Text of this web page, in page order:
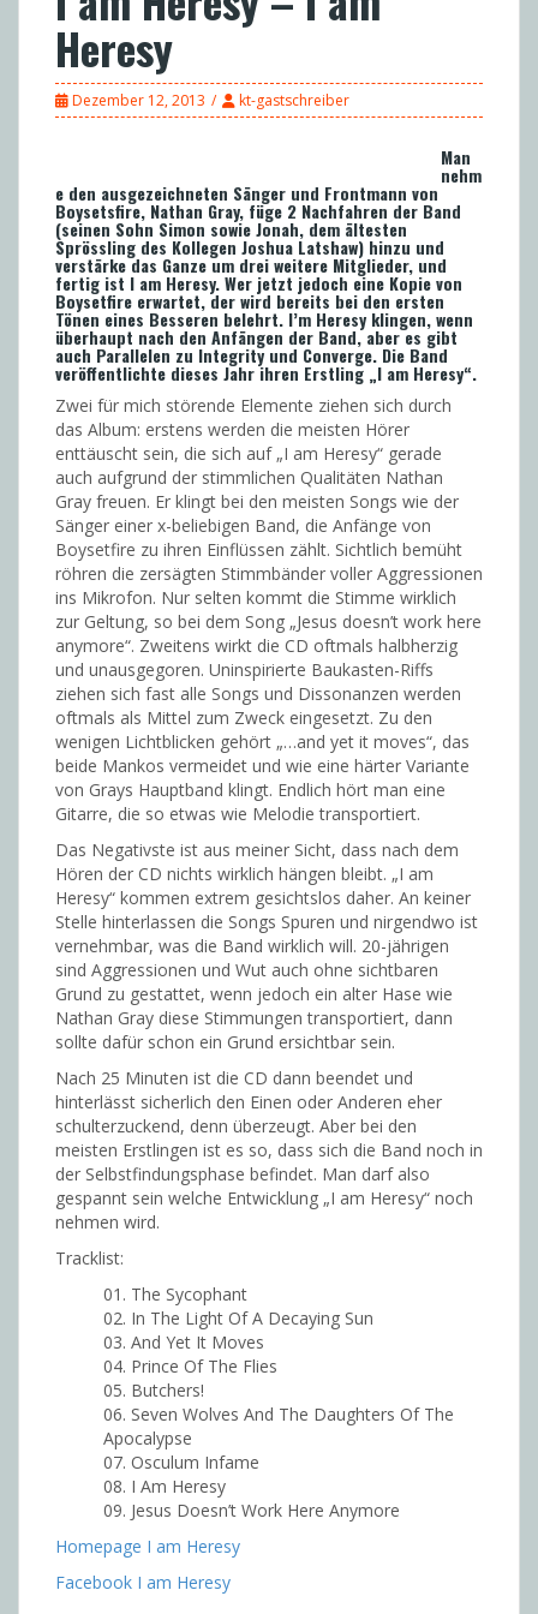
Heresy
Dezember 12, 2013 kt-gastschreiber
Man
nehm
e den ausgezeichneten Sänger und Frontmann von
Boysetsfire, Nathan Gray, füge 2 Nachfahren der Band
(seinen Sohn Simon sowie Jonah, dem ältesten
Sprössling des Kollegen Joshua Latshaw) hinzu und
verstärke das Ganze um drei weitere Mitglieder, und
fertig ist I am Heresy. Wer jetzt jedoch eine Kopie von
Boysetfire erwartet, der wird bereits bei den ersten
Tönen eines Besseren belehrt. I’m Heresy klingen, wenn
überhaupt nach den Anfängen der Band, aber es gibt
auch Parallelen zu Integrity und Converge. Die Band
veröffentlichte dieses Jahr ihren Erstling „I am Heresy“.
Zwei für mich störende Elemente ziehen sich durch
das Album: erstens werden die meisten Hörer
enttäuscht sein, die sich auf „I am Heresy“ gerade
auch aufgrund der stimmlichen Qualitäten Nathan
Gray freuen. Er klingt bei den meisten Songs wie der
Sänger einer x-beliebigen Band, die Anfänge von
Boysetfire zu ihren Einflüssen zählt. Sichtlich bemüht
röhren die zersägten Stimmbänder voller Aggressionen
ins Mikrofon. Nur selten kommt die Stimme wirklich
zur Geltung, so bei dem Song „Jesus doesn’t work here
anymore“. Zweitens wirkt die CD oftmals halbherzig
und unausgegoren. Uninspirierte Baukasten-Riffs
ziehen sich fast alle Songs und Dissonanzen werden
oftmals als Mittel zum Zweck eingesetzt. Zu den
wenigen Lichtblicken gehört „…and yet it moves“, das
beide Mankos vermeidet und wie eine härter Variante
von Grays Hauptband klingt. Endlich hört man eine
Gitarre, die so etwas wie Melodie transportiert.
Das Negativste ist aus meiner Sicht, dass nach dem
Hören der CD nichts wirklich hängen bleibt. „I am
Heresy“ kommen extrem gesichtslos daher. An keiner
Stelle hinterlassen die Songs Spuren und nirgendwo ist
vernehmbar, was die Band wirklich will. 20-jährigen
sind Aggressionen und Wut auch ohne sichtbaren
Grund zu gestattet, wenn jedoch ein alter Hase wie
Nathan Gray diese Stimmungen transportiert, dann
sollte dafür schon ein Grund ersichtbar sein.
Nach 25 Minuten ist die CD dann beendet und
hinterlässt sicherlich den Einen oder Anderen eher
schulterzuckend, denn überzeugt. Aber bei den
meisten Erstlingen ist es so, dass sich die Band noch in
der Selbstfindungsphase befindet. Man darf also
gespannt sein welche Entwicklung „I am Heresy“ noch
nehmen wird.
Tracklist:
01. The Sycophant
02. In The Light Of A Decaying Sun
03. And Yet It Moves
04. Prince Of The Flies
05. Butchers!
06. Seven Wolves And The Daughters Of The
Apocalypse
07. Osculum Infame
08. I Am Heresy
09. Jesus Doesn’t Work Here Anymore
Homepage I am Heresy
Facebook I am Heresy